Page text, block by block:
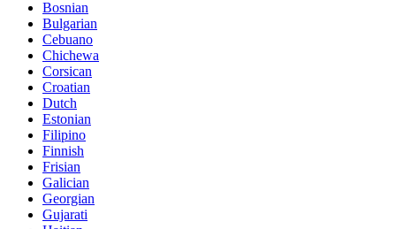
Bosnian
Bulgarian
Cebuano
Chichewa
Corsican
Croatian
Dutch
Estonian
Filipino
Finnish
Frisian
Galician
Georgian
Gujarati